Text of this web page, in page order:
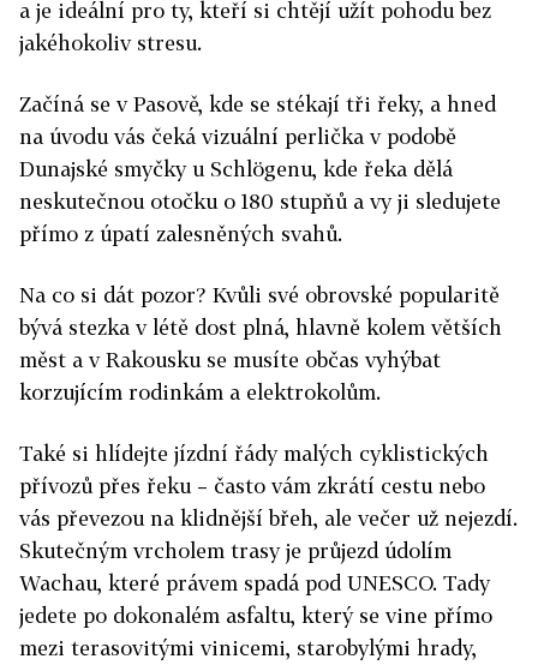
a je ideální pro ty, kteří si chtějí užít pohodu bez
jakéhokoliv stresu.
Začíná se v Pasově, kde se stékají tři řeky, a hned
na úvodu vás čeká vizuální perlička v podobě
Dunajské smyčky u Schlögenu, kde řeka dělá
neskutečnou otočku o 180 stupňů a vy ji sledujete
přímo z úpatí zalesněných svahů.
​Na co si dát pozor? Kvůli své obrovské popularitě
bývá stezka v létě dost plná, hlavně kolem větších
měst a v Rakousku se musíte občas vyhýbat
korzujícím rodinkám a elektrokolům.
Také si hlídejte jízdní řády malých cyklistických
přívozů přes řeku – často vám zkrátí cestu nebo
vás převezou na klidnější břeh, ale večer už nejezdí.
Skutečným vrcholem trasy je průjezd údolím
Wachau, které právem spadá pod UNESCO. Tady
jedete po dokonalém asfaltu, který se vine přímo
mezi terasovitými vinicemi, starobylými hrady,